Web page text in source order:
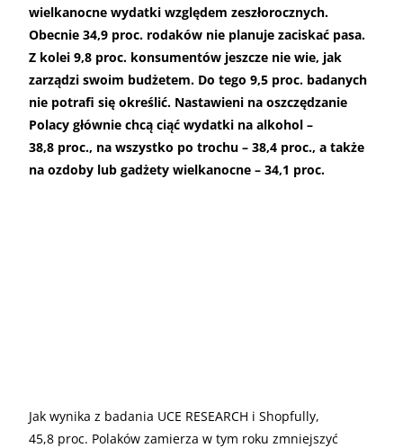
wielkanocne wydatki względem zeszłorocznych.
Obecnie 34,9 proc. rodaków nie planuje zaciskać pasa.
Z kolei 9,8 proc. konsumentów jeszcze nie wie, jak
zarządzi swoim budżetem. Do tego 9,5 proc. badanych
nie potrafi się określić. Nastawieni na oszczędzanie
Polacy głównie chcą ciąć wydatki na alkohol –
38,8 proc., na wszystko po trochu – 38,4 proc., a także
na ozdoby lub gadżety wielkanocne – 34,1 proc.
Jak wynika z badania UCE RESEARCH i Shopfully,
45,8 proc. Polaków zamierza w tym roku zmniejszyć